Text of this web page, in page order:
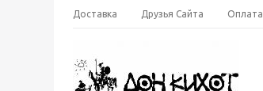
Доставка Друзья Сайта Оплата